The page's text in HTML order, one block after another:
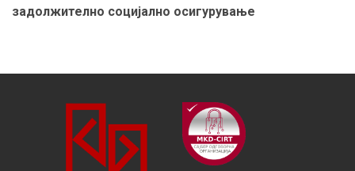
задолжително социјално осигурување